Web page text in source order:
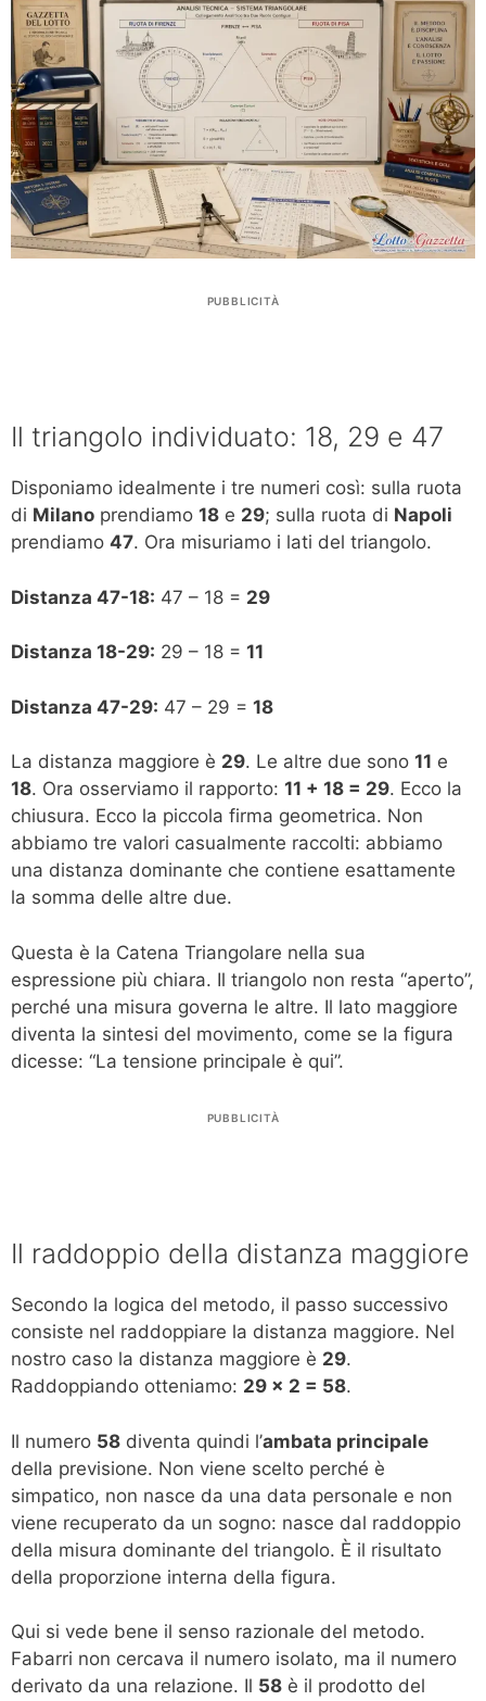
PUBBLICITÀ
Il triangolo individuato: 18, 29 e 47
Disponiamo idealmente i tre numeri così: sulla ruota
di Milano prendiamo 18 e 29; sulla ruota di Napoli
prendiamo 47. Ora misuriamo i lati del triangolo.
Distanza 47-18: 47 – 18 = 29
Distanza 18-29: 29 – 18 = 11
Distanza 47-29: 47 – 29 = 18
La distanza maggiore è 29. Le altre due sono 11 e
18. Ora osserviamo il rapporto: 11 + 18 = 29. Ecco la
chiusura. Ecco la piccola firma geometrica. Non
abbiamo tre valori casualmente raccolti: abbiamo
una distanza dominante che contiene esattamente
la somma delle altre due.
Questa è la Catena Triangolare nella sua
espressione più chiara. Il triangolo non resta “aperto”,
perché una misura governa le altre. Il lato maggiore
diventa la sintesi del movimento, come se la figura
dicesse: “La tensione principale è qui”.
PUBBLICITÀ
Il raddoppio della distanza maggiore
Secondo la logica del metodo, il passo successivo
consiste nel raddoppiare la distanza maggiore. Nel
nostro caso la distanza maggiore è 29.
Raddoppiando otteniamo: 29 x 2 = 58.
Il numero 58 diventa quindi l’ambata principale
della previsione. Non viene scelto perché è
simpatico, non nasce da una data personale e non
viene recuperato da un sogno: nasce dal raddoppio
della misura dominante del triangolo. È il risultato
della proporzione interna della figura.
Qui si vede bene il senso razionale del metodo.
Fabarri non cercava il numero isolato, ma il numero
derivato da una relazione. Il 58 è il prodotto del